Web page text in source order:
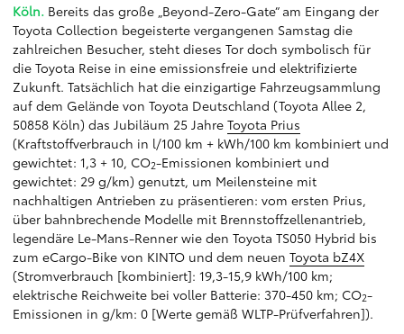
Köln. Bereits das große „Beyond-Zero-Gate“ am Eingang der
Toyota Collection begeisterte vergangenen Samstag die
zahlreichen Besucher, steht dieses Tor doch symbolisch für
die Toyota Reise in eine emissionsfreie und elektrifizierte
Zukunft. Tatsächlich hat die einzigartige Fahrzeugsammlung
auf dem Gelände von Toyota Deutschland (Toyota Allee 2,
50858 Köln) das Jubiläum 25 Jahre Toyota Prius
(Kraftstoffverbrauch in l/100 km + kWh/100 km kombiniert und
gewichtet: 1,3 + 10, CO2-Emissionen kombiniert und
gewichtet: 29 g/km) genutzt, um Meilensteine mit
nachhaltigen Antrieben zu präsentieren: vom ersten Prius,
über bahnbrechende Modelle mit Brennstoffzellenantrieb,
legendäre Le-Mans-Renner wie den Toyota TS050 Hybrid bis
zum eCargo-Bike von KINTO und dem neuen Toyota bZ4X
(Stromverbrauch [kombiniert]: 19,3-15,9 kWh/100 km;
elektrische Reichweite bei voller Batterie: 370-450 km; CO2-
Emissionen in g/km: 0 [Werte gemäß WLTP-Prüfverfahren]).